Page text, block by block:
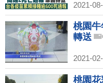
2021-
桃園
轉送
2021-
桃園